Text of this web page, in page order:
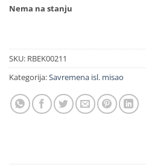
Nema na stanju
SKU: RBEK00211
Kategorija:Savremena isl. misao